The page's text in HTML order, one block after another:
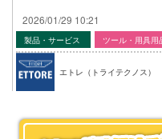
2026/01/29 10:21
製品・サービス ツール・用具用
エトレ（トライテクノス）